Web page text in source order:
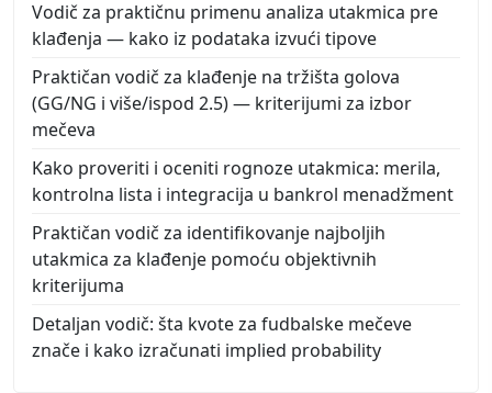
Vodič za praktičnu primenu analiza utakmica pre
klađenja — kako iz podataka izvući tipove
Praktičan vodič za klađenje na tržišta golova
(GG/NG i više/ispod 2.5) — kriterijumi za izbor
mečeva
Kako proveriti i oceniti rognoze utakmica: merila,
kontrolna lista i integracija u bankrol menadžment
Praktičan vodič za identifikovanje najboljih
utakmica za klađenje pomoću objektivnih
kriterijuma
Detaljan vodič: šta kvote za fudbalske mečeve
znače i kako izračunati implied probability